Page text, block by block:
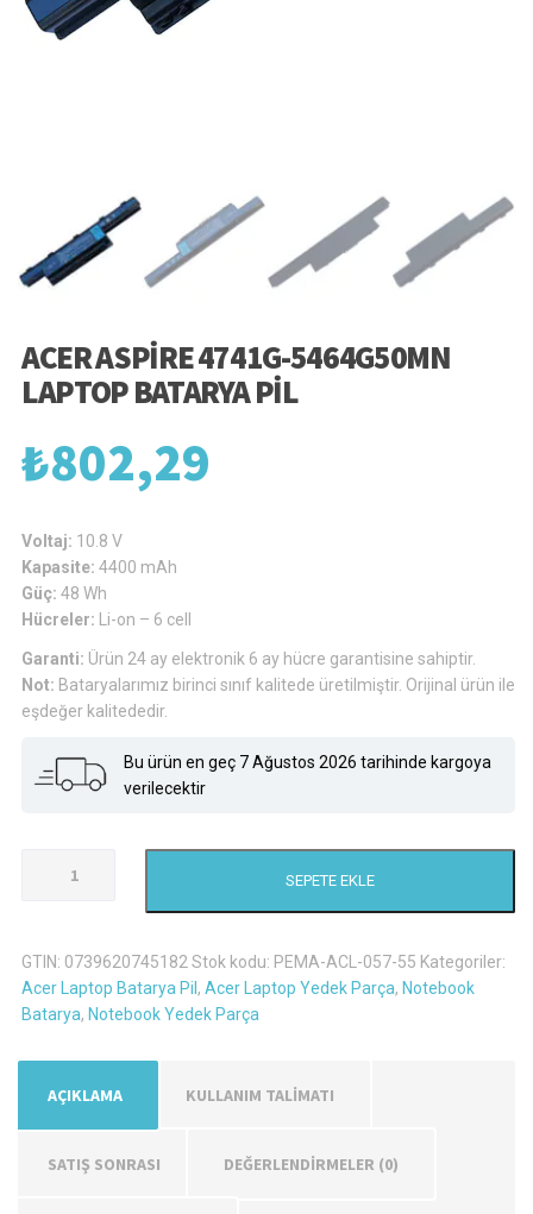
ACER ASPIRE 4741G-5464G50MN
LAPTOP BATARYA PIL
₺802,29
Voltaj: 10.8 V
Kapasite: 4400 mAh
Güç: 48 Wh
Hücreler:
Li-on – 6 cell
Garanti: Ürün 24 ay elektronik 6 ay hücre garantisine sahiptir.
Not: Bataryalarımız birinci sınıf kalitede üretilmiştir. Orijinal ürün ile
eşdeğer kalitededir.
Bu ürün en geç 7 Ağustos 2026 tarihinde kargoya
verilecektir
Laptop
Batarya
Pil
SEPETE EKLE
GTIN: 0739620745182 Stok kodu: PEMA-ACL-057-55 Kategoriler:
Acer Laptop Batarya Pil , Acer Laptop Yedek Parça, Notebook
Batarya, Notebook Yedek Parça
AÇIKLAMA KULLANIM TALİMATI
SATIŞ SONRASI DEĞERLENDIRMELER (0)